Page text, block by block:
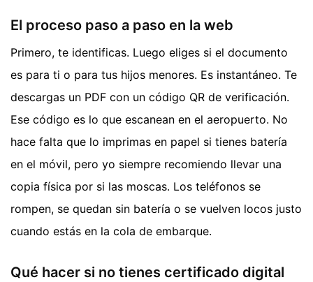
El proceso paso a paso en la web
Primero, te identificas. Luego eliges si el documento
es para ti o para tus hijos menores. Es instantáneo. Te
descargas un PDF con un código QR de verificación.
Ese código es lo que escanean en el aeropuerto. No
hace falta que lo imprimas en papel si tienes batería
en el móvil, pero yo siempre recomiendo llevar una
copia física por si las moscas. Los teléfonos se
rompen, se quedan sin batería o se vuelven locos justo
cuando estás en la cola de embarque.
Qué hacer si no tienes certificado digital